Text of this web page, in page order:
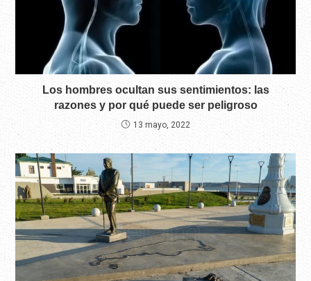
Los hombres ocultan sus sentimientos: las
razones y por qué puede ser peligroso
13 mayo, 2022